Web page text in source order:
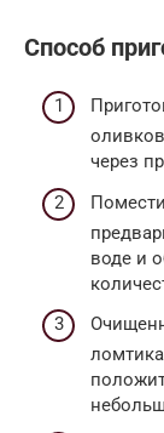
Способ
через
воде и